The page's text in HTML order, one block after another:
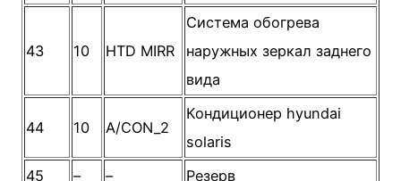
43 10 HTD MIRR
Система обогрева
наружных зеркал заднего
вида
44 10 A/CON_2
Кондиционер hyundai
solaris
45
– – Резерв